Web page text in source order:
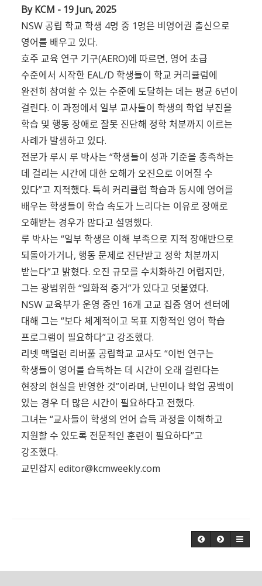
By KCM - 19 Jun, 2025
NSW 공립 학교 학생 4명 중 1명은 비영어권 출신으로
영어를 배우고 있다.
호주 교육 연구 기구(AERO)에 따르면, 영어 초급
수준에서 시작한 EAL/D 학생들이 학교 커리큘럼에
완전히 참여할 수 있는 수준에 도달하는 데는 평균 6년이
걸린다. 이 과정에서 일부 교사들이 학생의 학업 부진을
학습 및 행동 장애로 잘못 진단해 정학 처분까지 이르는
사례가 발생하고 있다.
전문가 루시 루 박사는 “학생들이 성과 기준을 충족하는
데 걸리는 시간에 대한 오해가 오진으로 이어질 수
있다”고 지적했다. 특히 커리큘럼 학습과 동시에 영어를
배우는 학생들이 학습 속도가 느리다는 이유로 장애로
오해받는 경우가 많다고 설명했다.
루 박사는 “일부 학생은 이해 부족으로 지적 장애반으로
되돌아가거나, 행동 문제로 진단받고 정학 처분까지
받는다”고 밝혔다. 오진 규모를 수치화하긴 어렵지만,
그는 광범위한 “일화적 증거”가 있다고 덧붙였다.
NSW 교육부가 운영 중인 16개 고교 집중 영어 센터에
대해 그는 “보다 체계적이고 목표 지향적인 영어 학습
프로그램이 필요하다”고 강조했다.
리넷 맥멀런 리버풀 공립학교 교사도 “이번 연구는
학생들이 영어를 습득하는 데 시간이 오래 걸린다는
현장의 현실을 반영한 것”이라며, 난민이나 학업 공백이
있는 경우 더 많은 시간이 필요하다고 전했다.
그녀는 “교사들이 학생의 언어 습득 과정을 이해하고
지원할 수 있도록 전문적인 훈련이 필요하다”고
강조했다.
교민잡지 editor@kcmweekly.com